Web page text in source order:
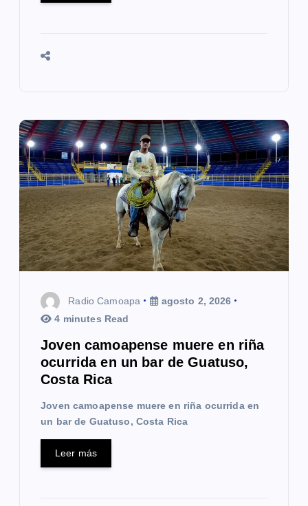
Radio Camoapa
agosto 2, 2026
4 minutes Read
Joven camoapense muere en riña
ocurrida en un bar de Guatuso,
Costa Rica
Joven camoapense muere en riña ocurrida en
un bar de Guatuso, Costa Rica
Leer más